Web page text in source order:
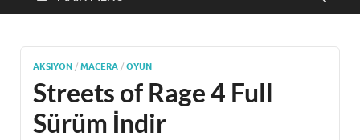
AKSIYON / MACERA / OYUN
Streets of Rage 4 Full
Sürüm İndir